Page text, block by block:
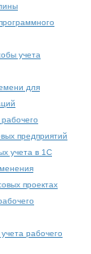
учета
для
предприятий
учета в 1С
проектах
рабочего